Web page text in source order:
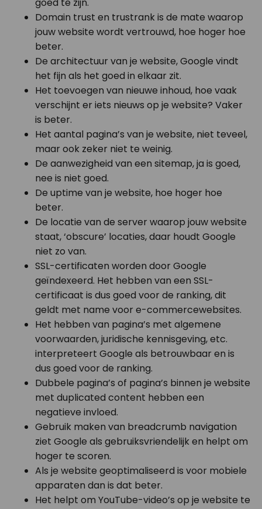
Domain trust en trustrank is de mate waarop
jouw website wordt vertrouwd, hoe hoger hoe
beter.
De architectuur van je website, Google vindt
het fijn als het goed in elkaar zit.
Het toevoegen van nieuwe inhoud, hoe vaak
verschijnt er iets nieuws op je website? Vaker
is beter.
Het aantal pagina’s van je website, niet teveel,
maar ook zeker niet te weinig.
De aanwezigheid van een sitemap, ja is goed,
nee is niet goed.
De uptime van je website, hoe hoger hoe
beter.
De locatie van de server waarop jouw website
staat, ‘obscure’ locaties, daar houdt Google
niet zo van.
SSL-certificaten worden door Google
geïndexeerd. Het hebben van een SSL-
certificaat is dus goed voor de ranking, dit
geldt met name voor e-commercewebsites.
Het hebben van pagina’s met algemene
voorwaarden, juridische kennisgeving, etc.
interpreteert Google als betrouwbaar en is
dus goed voor de ranking.
Dubbele pagina’s of pagina’s binnen je website
met duplicated content hebben een
negatieve invloed.
Gebruik maken van breadcrumb navigation
ziet Google als gebruiksvriendelijk en helpt om
hoger te scoren.
Als je website geoptimaliseerd is voor mobiele
apparaten dan is dat beter.
Het helpt om YouTube-video’s op je website te